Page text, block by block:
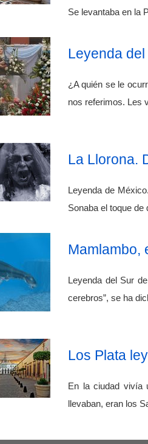
Se levantaba en la
Leyenda
¿A quién se le
nos referimos. Les
La Llorona.
Leyenda de
Sonaba el toque
Mamlambo,
Leyenda del Sur
cerebros”, se ha
Los Plata
En la ciudad vivía
llevaban, eran los